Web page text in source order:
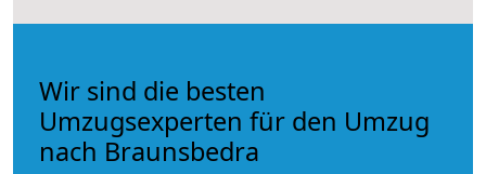
Wir sind die besten
Umzugsexperten für den Umzug
nach Braunsbedra